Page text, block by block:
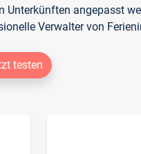
angepasst
Verwalter von
testen